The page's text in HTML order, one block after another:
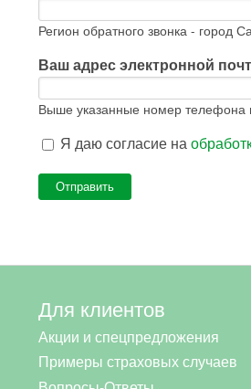
Регион обратного звонка - город
Ваш адрес электронной
Выше указанные номер телефона
Я даю согласие на
Для клиентов
Акции и спецпредложения
Примеры страховых случаев